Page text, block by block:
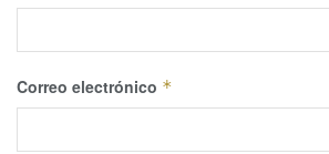
Correo electrónico *